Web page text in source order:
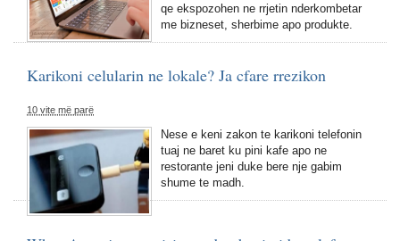
qe ekspozohen ne rrjetin nderkombetar
me bizneset, sherbime apo produkte.
Karikoni celularin ne lokale? Ja cfare rrezikon
10 vite më parë
Nese e keni zakon te karikoni telefonin
tuaj ne baret ku pini kafe apo ne
restorante jeni duke bere nje gabim
shume te madh.